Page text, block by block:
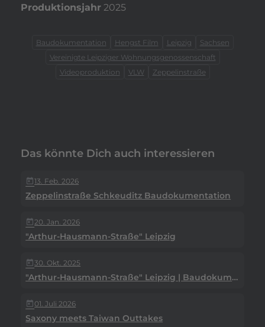
Produktionsjahr 2025
Baudokumentation Hengst Film Leipzig
Sachsen
Vereinigte Leipziger Wohnungsgenossenschaft
Videoproduktion
VLW Zeppelinstraße
Das könnte Dich auch interessieren
today 13. Feb. 2026
Zeppelinstraße Schkeuditz Baudokumentation
today20. Jan. 2026
"Arthur-Hausmann-Straße" Leipzig
today30. Okt. 2025
"Arthur-Hausmann-Straße" Leipzig | Baudokumetation
today 01. Juli 2026
Saxony meets Taiwan Outtakes